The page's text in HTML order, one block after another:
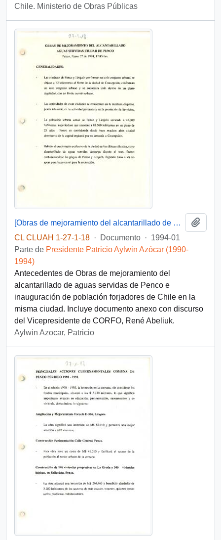
Chile. Ministerio de Obras Públicas
[Obras de mejoramiento del alcantarillado de aguas servidas de Penco e inauguración de población forjadores de Chile-Penco]
CL CLUAH 1-27-1-18 · Documento · 1994-01
Parte de Presidente Patricio Aylwin Azócar (1990-
1994)
Antecedentes de Obras de mejoramiento del
alcantarillado de aguas servidas de Penco e
inauguración de población forjadores de Chile en la
misma ciudad. Incluye documento anexo con discurso
del Vicepresidente de CORFO, René Abeliuk.
Aylwin Azocar, Patricio